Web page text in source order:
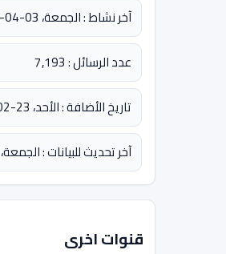
آخر نشاط : الجمعة، 03-04-2020 12:34 مساءً
عدد الرسائل : 7,193
تاريخ الأضافة : الأحد، 23-02-2020
آخر تحديث للبيانات : الجمعة، 01-05-2026 05:00:11 صباحاً
قنوات اخرى